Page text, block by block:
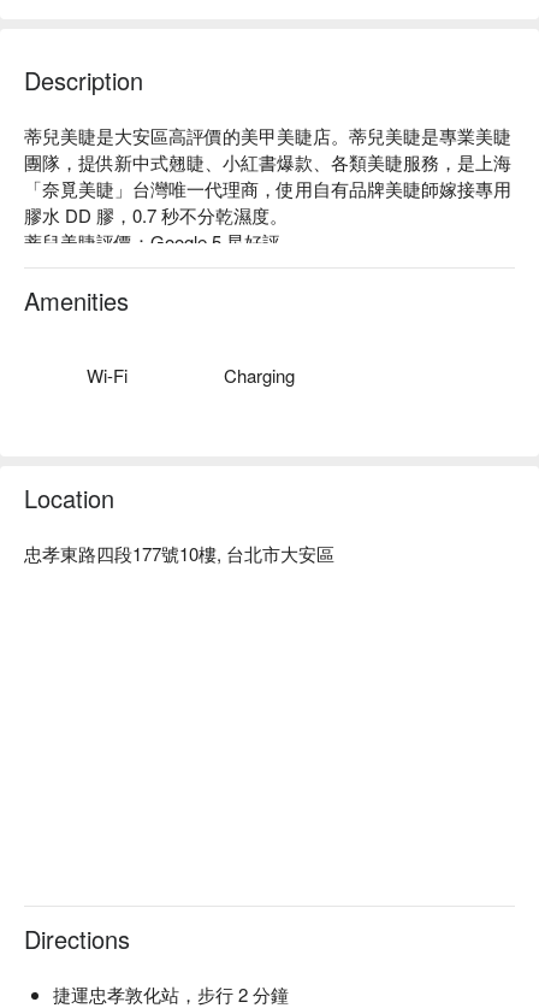
Description
蒂兒美睫是大安區高評價的美甲美睫店。蒂兒美睫是專業美睫
團隊，提供新中式翹睫、小紅書爆款、各類美睫服務，是上海
「奈覓美睫」台灣唯一代理商，使用自有品牌美睫師嫁接專用
膠水 DD 膠，0.7 秒不分乾濕度。
蒂兒美睫評價：Google 5 星好評
蒂兒美睫服務：我們提供日式單根美睫、新中式美睫仙子款、
長短穿插新中式美睫芭比款、新中式美睫漫畫款、專屬淨膚美
且客製化的服務，評估、建議、皮膚狀況、尊重與溝通，再安
Amenities
Wi-Fi Charging
Location
忠孝東路四段177號10樓, 台北市大安區
Directions
捷運忠孝敦化站，步行 2 分鐘